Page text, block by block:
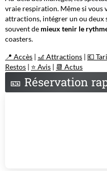
vraie respiration. Même si vous
attractions, intégrer un ou deux
souvent de mieux tenir le
coasters.
📍 Accès | 🎢 Attractions | 💶
Restos | ⭐ Avis | 📆 Actus
🎫 Réservation